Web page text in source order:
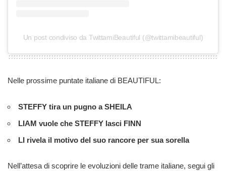
Un post condiviso da TwittamiBeautiful (@twittamibeautiful)
Nelle prossime puntate italiane di BEAUTIFUL:
STEFFY tira un pugno a SHEILA
LIAM vuole che STEFFY lasci FINN
LI rivela il motivo del suo rancore per sua sorella
Nell’attesa di scoprire le evoluzioni delle trame italiane, segui gli